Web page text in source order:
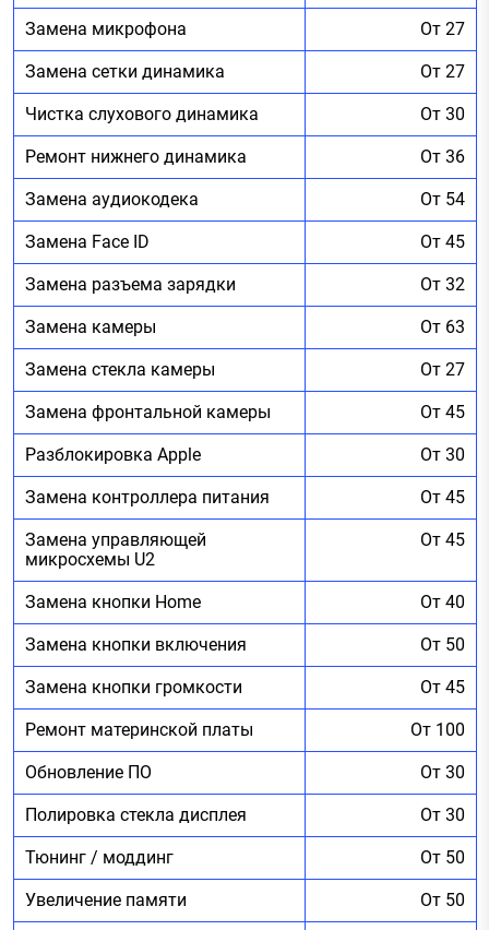
Замена микрофона От 27
Замена сетки динамика От 27
Чистка слухового динамика От 30
Ремонт нижнего динамика От 36
Замена аудиокодека От 54
Замена Face ID От 45
Замена разъема зарядки От 32
Замена камеры От 63
Замена стекла камеры От 27
Замена фронтальной камеры От 45
Разблокировка Apple От 30
Замена контроллера питания От 45
Замена управляющей
микросхемы U2
От 45
Замена кнопки Home От 40
Замена кнопки включения От 50
Замена кнопки громкости От 45
Ремонт материнской платы От 100
Обновление ПО От 30
Полировка стекла дисплея От 30
Тюнинг / моддинг От 50
Увеличение памяти От 50